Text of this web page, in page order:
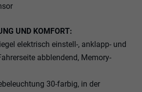
UND KOMFORT:
elektrisch einstell-, anklapp- und
abblendend, Memory-
30-farbig, in der